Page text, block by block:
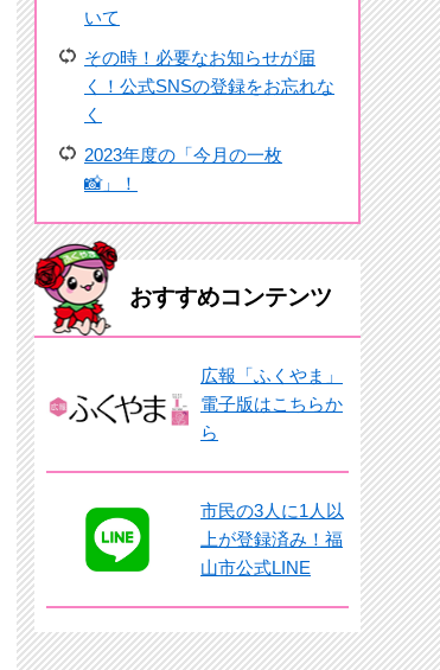
いて
その時！必要なお知らせが届
く！公式SNSの登録をお忘れな
く
2023年度の「今月の一枚
📸」！
おすすめコンテンツ
広報「ふくやま」
電子版はこちらか
ら
市民の3人に1人以
上が登録済み！福
山市公式LINE